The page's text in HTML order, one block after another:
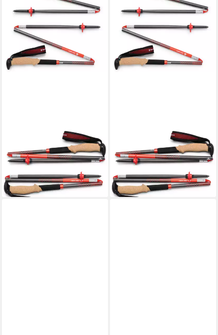
Wanderstöcke Treckingstöcke
Pursuit Carbon Z
157,89 € UVP180,00 €
-12%
lieferbar - in 2-3 Werktagen bei dir
Wanderstöcke Treckingstöcke
Pursuit Carbon Z
157,89 € UVP180,00 €
-12%
lieferbar - in 2-3 Werktagen bei dir